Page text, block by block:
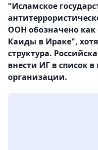
"Исламское
ООН обозначено
Каиды в Ираке",
структура.
внести ИГ в список
организации.